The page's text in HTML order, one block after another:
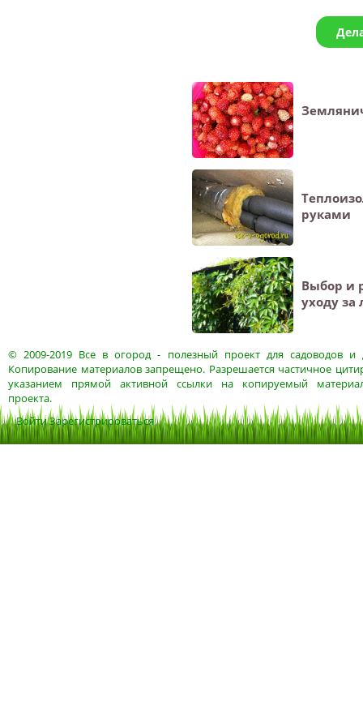
руками
Выбор и
уходу
© 2009-2019 Все в огород- полезный проект для садоводов и
Копирование материалов запрещено. Разрешается частичное
указанием прямой активной ссылки на копируемый
проекта.
ВойтиЗарегистрироваться